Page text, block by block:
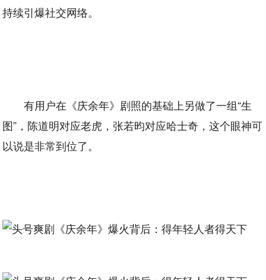
持续引爆社交网络。
有用户在《庆余年》剧照的基础上另做了一组“生
图”，陈道明对应老虎，张若昀对应哈士奇，这个眼神可
以说是非常到位了。